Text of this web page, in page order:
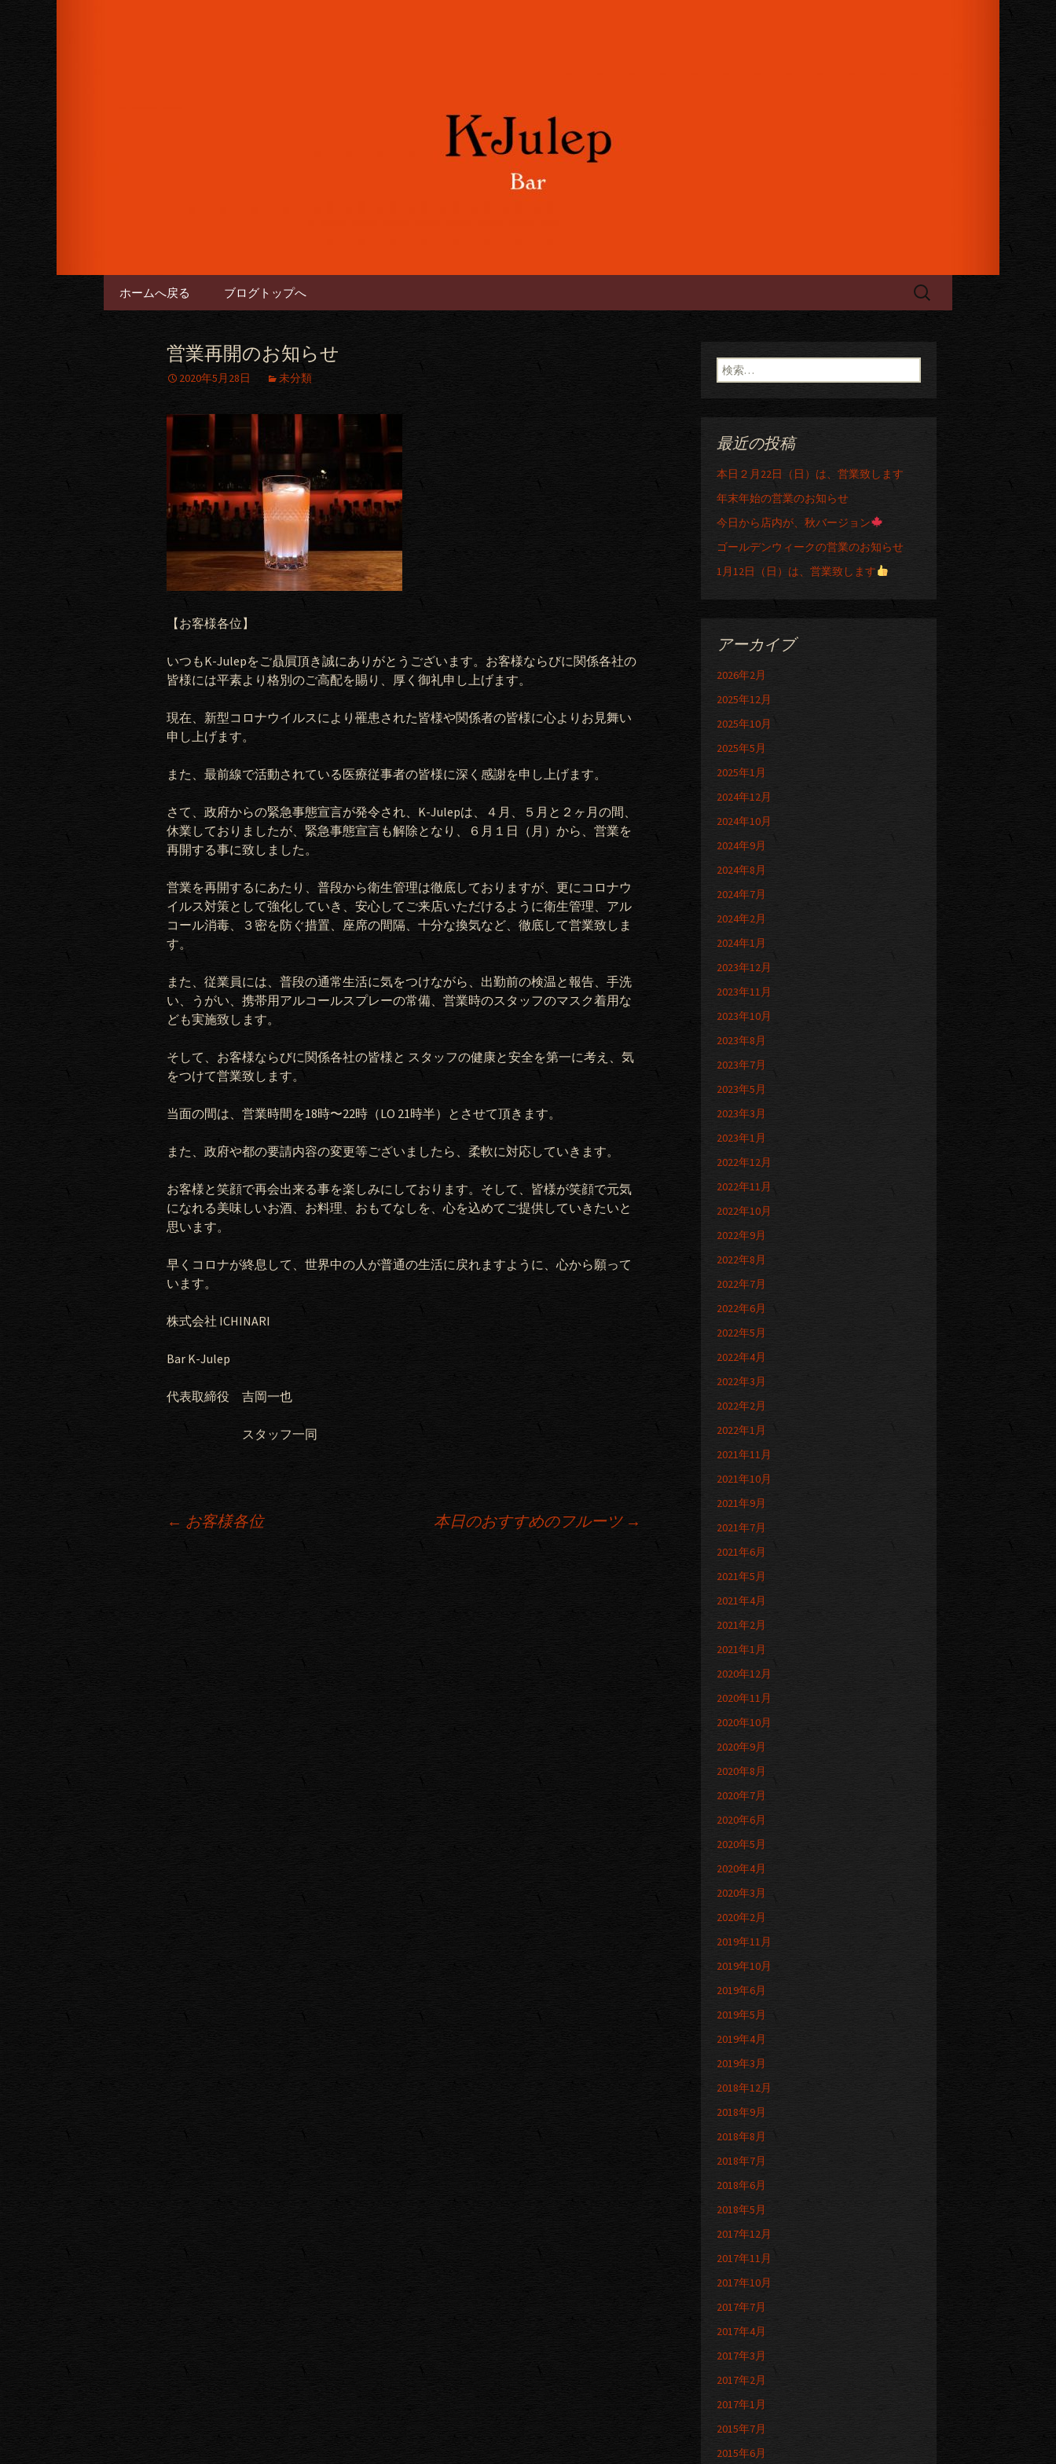
コンテンツへ移動
ホームへ戻る ブログトップへ
検
営業再開のお知らせ
2020年5月28日 未分類
【お客様各位】
いつもK-Julepをご贔屓頂き誠にありがとうございます。 お客様ならびに関係各社の
皆様には平素より格別のご高配を賜り、厚く御礼申し上げます。
現在、新型コロナウイルスにより罹患された皆様や関係者の皆様に心よりお見舞い
申し上げます。
また、最前線で活動されている医療従事者の皆様に深く感謝を申し上げます。
さて、政府からの緊急事態宣言が発令され、 K-Julepは、４月、５月と ２ヶ月の間、
休業しておりましたが、緊急事態宣言も解除となり、６ 月１日（月）から、営業を
再開する事に致しました。
営業を再開するにあたり、普段から衛生管理は徹底しておりますが、更にコロナウ
イルス対策として強化していき、安心してご来店いただけるように衛生管理、アル
コール消毒、３ 密を防ぐ措置、座席の間隔、十分な換気など、徹底して営業致しま
す。
また、従業員には、普段の通常生活に気をつけながら、出勤前の検温と報告、手洗
い、うがい、携帯用アルコールスプレーの常備、営業時のスタッフのマスク着用な
ども実施致します。
そして、お客様ならびに関係各社の皆様と スタッフの健康と安全を第一に考え、気
をつけて営業致します。
当面の間は、営業時間を18時〜22時（LO 21時半）とさせて頂きます。
また、政府や都の要請内容の変更等ございましたら、柔軟に対応していきます。
お客様と笑顔で再会出来る事を楽しみにしております。そして、皆様が笑顔で元気
になれる美味しいお酒、お料理、おもてなしを、心を込めてご提供していきたいと
思います。
早くコロナが終息して、世界中の人が普通の生活に戻れますように、心から願って
います。
株式会社 ICHINARI
Bar K-Julep
代表取締役 吉岡一也
スタッフ一同
← お客様各位 本日のおすすめのフルーツ →
検索:
最近の投稿
本日２月22日（日）は、営業致します
年末年始の営業のお知らせ
今日から店内が、秋バージョン
ゴールデンウィークの営業のお知らせ
1月12日（日）は、営業致します
アーカイブ
2026年2月
2025年12月
2025年10月
2025年5月
2025年1月
2024年12月
2024年10月
2024年9月
2024年8月
2024年7月
2024年2月
2024年1月
2023年12月
2023年11月
2023年10月
2023年8月
2023年7月
2023年5月
2023年3月
2023年1月
2022年12月
2022年11月
2022年10月
2022年9月
2022年8月
2022年7月
2022年6月
2022年5月
2022年4月
2022年3月
2022年2月
2022年1月
2021年11月
2021年10月
2021年9月
2021年7月
2021年6月
2021年5月
2021年4月
2021年2月
2021年1月
2020年12月
2020年11月
2020年10月
2020年9月
2020年8月
2020年7月
2020年6月
2020年5月
2020年4月
2020年3月
2020年2月
2019年11月
2019年10月
2019年6月
2019年5月
2019年4月
2019年3月
2018年12月
2018年9月
2018年8月
2018年7月
2018年6月
2018年5月
2017年12月
2017年11月
2017年10月
2017年7月
2017年4月
2017年3月
2017年2月
2017年1月
2015年7月
2015年6月